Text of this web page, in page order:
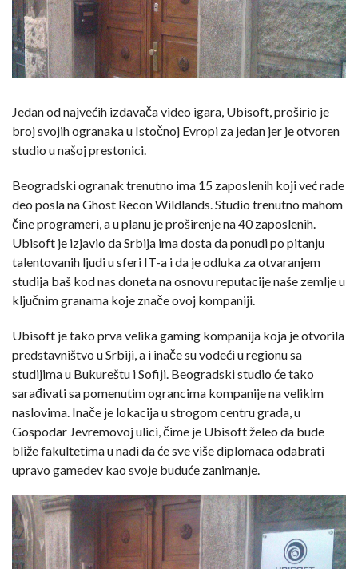
Jedan od najvećih izdavača video igara, Ubisoft, proširio je
broj svojih ogranaka u Istočnoj Evropi za jedan jer je otvoren
studio u našoj prestonici.
Beogradski ogranak trenutno ima 15 zaposlenih koji već rade
deo posla na Ghost Recon Wildlands. Studio trenutno mahom
čine programeri, a u planu je proširenje na 40 zaposlenih.
Ubisoft je izjavio da Srbija ima dosta da ponudi po pitanju
talentovanih ljudi u sferi IT-a i da je odluka za otvaranjem
studija baš kod nas doneta na osnovu reputacije naše zemlje u
ključnim granama koje znače ovoj kompaniji.
Ubisoft je tako prva velika gaming kompanija koja je otvorila
predstavništvo u Srbiji, a i inače su vodeći u regionu sa
studijima u Bukureštu i Sofiji. Beogradski studio će tako
sarađivati sa pomenutim ograncima kompanije na velikim
naslovima. Inače je lokacija u strogom centru grada, u
Gospodar Jevremovoj ulici, čime je Ubisoft želeo da bude
bliže fakultetima u nadi da će sve više diplomaca odabrati
upravo gamedev kao svoje buduće zanimanje.